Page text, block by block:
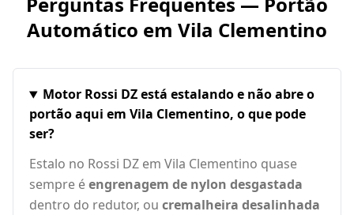
Automático em Vila Clementino
Motor Rossi DZ está estalando e não abre o
portão aqui em Vila Clementino, o que pode
ser?
Estalo no Rossi DZ em Vila Clementino quase
sempre éengrenagem de nylon desgastada
dentro do redutor, ou cremalheira desalinhada